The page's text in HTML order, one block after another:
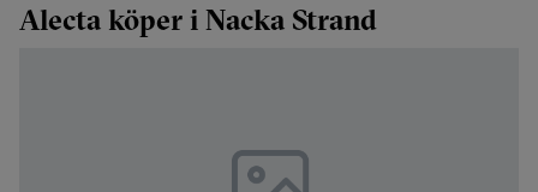
Alecta köper i Nacka Strand